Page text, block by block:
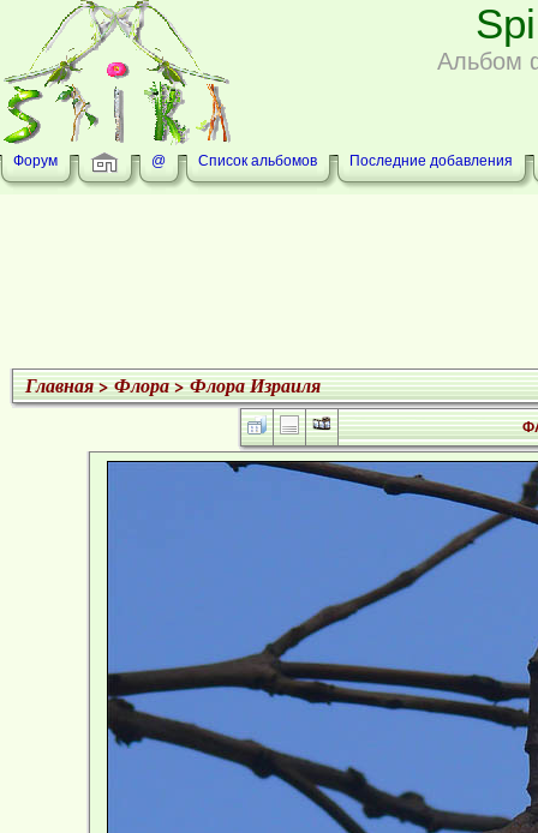
Альбом
Форум @ Список альбомов Последние добавления
Главная>Флора>Флора Израиля